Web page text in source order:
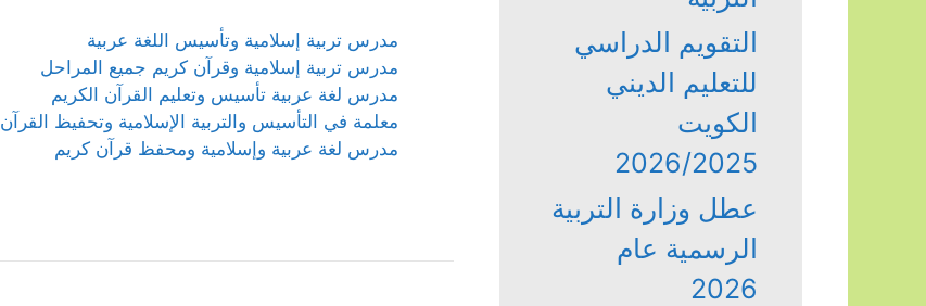
مدرس تربية إسلامية وتأسيس اللغة عربية
مدرس تربية إسلامية وقرآن كريم جميع المراحل
مدرس لغة عربية تأسيس وتعليم القرآن الكريم
معلمة في التأسيس والتربية الإسلامية وتحفيظ القرآن
مدرس لغة عربية وإسلامية ومحفظ قرآن كريم
التقويم الدراسي
للتعليم الديني
الكويت
2026/2025
عطل وزارة التربية
الرسمية عام
2026